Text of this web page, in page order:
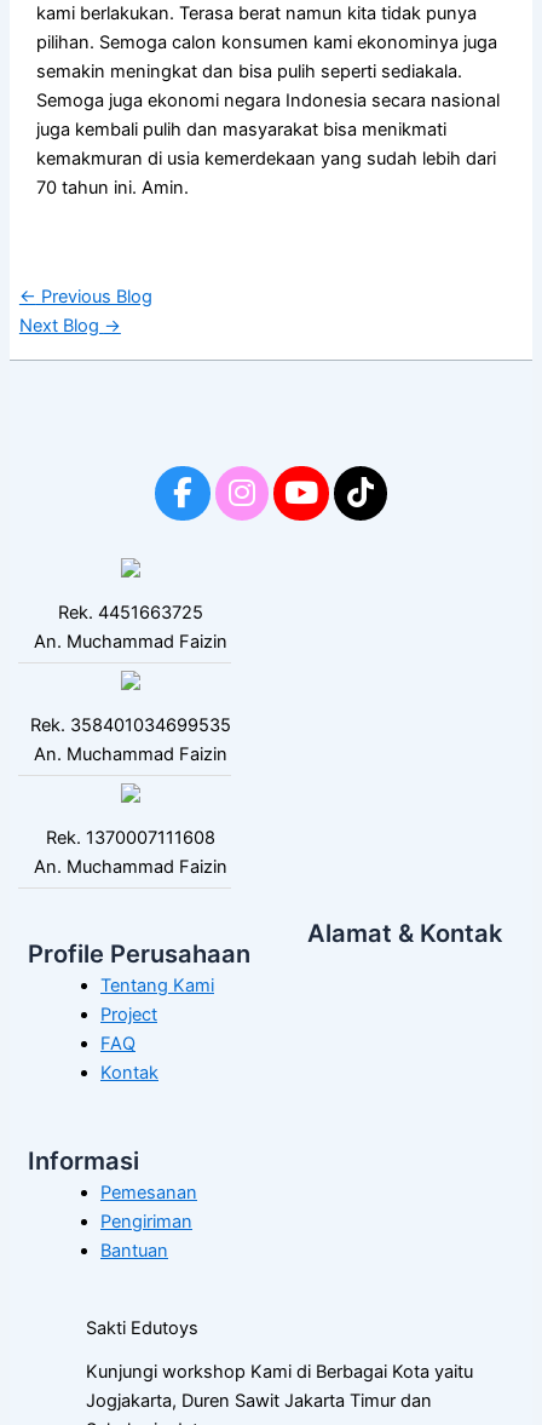
kami berlakukan. Terasa berat namun kita tidak punya
pilihan. Semoga calon konsumen kami ekonominya juga
semakin meningkat dan bisa pulih seperti sediakala.
Semoga juga ekonomi negara Indonesia secara nasional
juga kembali pulih dan masyarakat bisa menikmati
kemakmuran di usia kemerdekaan yang sudah lebih dari
70 tahun ini. Amin.
← Previous Blog
Next Blog →
Rek. 4451663725
An. Muchammad Faizin
Rek. 358401034699535
An. Muchammad Faizin
Rek. 1370007111608
An. Muchammad Faizin
Profile Perusahaan
Tentang Kami
Project
FAQ
Kontak
Informasi
Pemesanan
Pengiriman
Bantuan
Alamat & Kontak
Sakti Edutoys
Kunjungi workshop Kami di Berbagai Kota yaitu
Jogjakarta, Duren Sawit Jakarta Timur dan